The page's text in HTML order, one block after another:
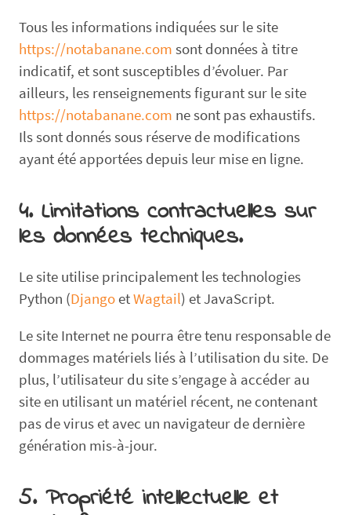
Tous les informations indiquées sur le site
https://notabanane.com sont données à titre
indicatif, et sont susceptibles d’évoluer. Par
ailleurs, les renseignements figurant sur le site
https://notabanane.com ne sont pas exhaustifs.
Ils sont donnés sous réserve de modifications
ayant été apportées depuis leur mise en ligne.
4. Limitations contractuelles sur
les données techniques.
Le site utilise principalement les technologies
Python (Django etWagtail) et JavaScript.
Le site Internet ne pourra être tenu responsable de
dommages matériels liés à l’utilisation du site. De
plus, l’utilisateur du site s’engage à accéder au
site en utilisant un matériel récent, ne contenant
pas de virus et avec un navigateur de dernière
génération mis-à-jour.
5. Propriété intellectuelle et